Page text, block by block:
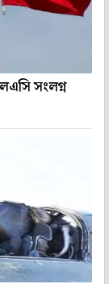
সংলগ্ন